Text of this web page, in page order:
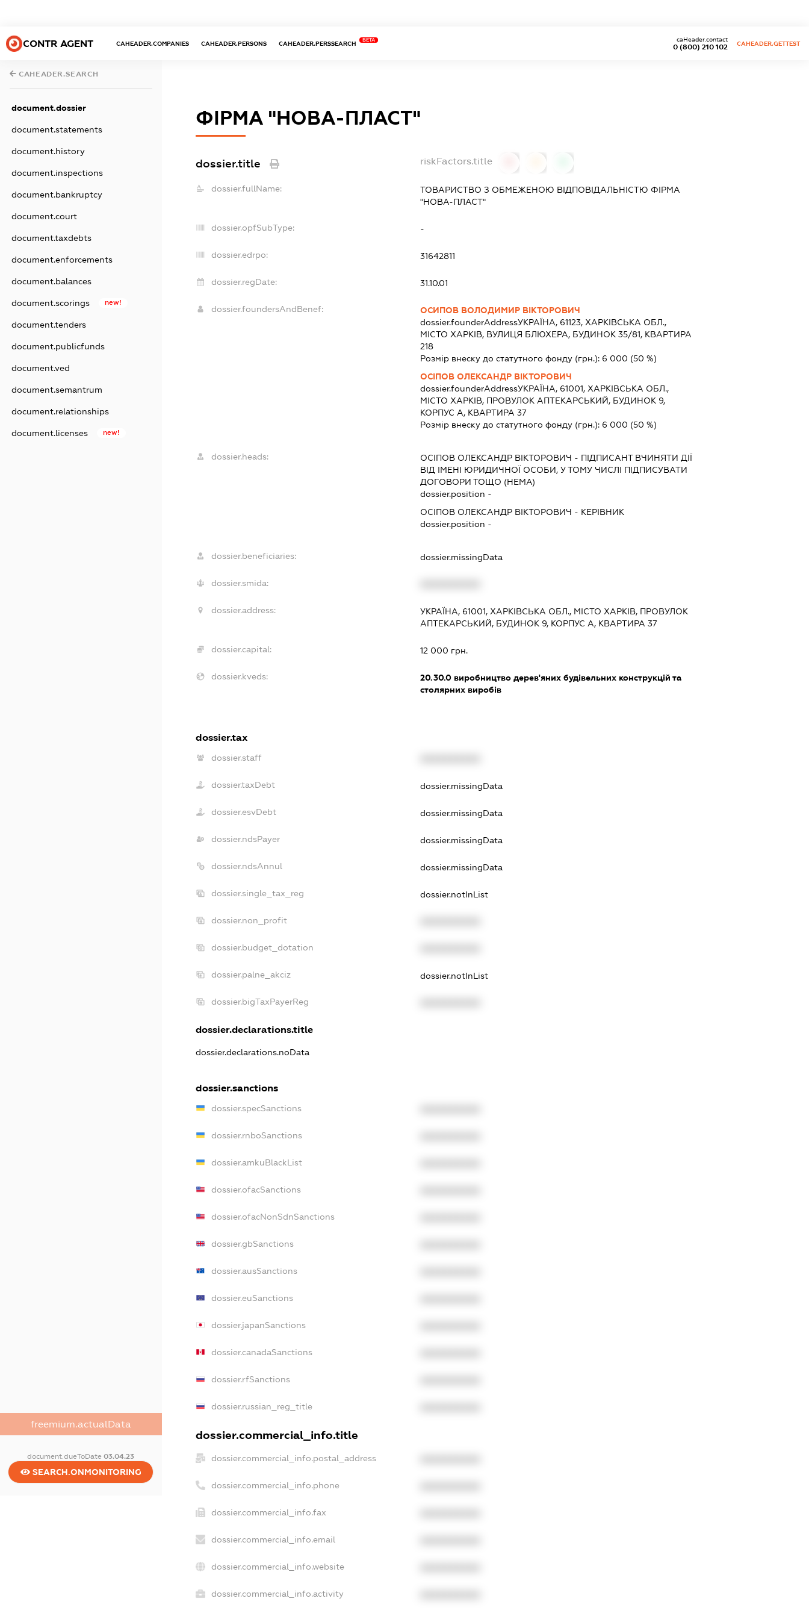
CONTR AGENT CAHEADER.COMPANIES CAHEADER.PERSONS CAHEADER.PERSSEARCH
BETA
0 (800) 210 102
caHeader.contact
CAHEADER.GETTEST
CAHEADER.SEARCH
document.dossier
document.statements
document.history
document.inspections
document.bankruptcy
document.court
document.taxdebts
document.enforcements
document.balances
document.scorings new!
document.tenders
document.publicfunds
document.ved
document.semantrum
document.relationships
document.licenses new!
freemium.actualData
document.dueToDate03.04.23
SEARCH.ONMONITORING
ФІРМА "НОВА-ПЛАСТ"
dossier.title riskFactors.title
dossier.fullName:
ТОВАРИСТВО З ОБМЕЖЕНОЮ ВІДПОВІДАЛЬНІСТЮ ФІРМА
"НОВА-ПЛАСТ"
dossier.opfSubType: -
dossier.edrpo: 31642811
dossier.regDate: 31.10.01
dossier.foundersAndBenef:
ОСИПОВ ВОЛОДИМИР ВІКТОРОВИЧ
dossier.founderAddressУКРАЇНА, 61123, ХАРКІВСЬКА ОБЛ.,
МІСТО ХАРКІВ, ВУЛИЦЯ БЛЮХЕРА, БУДИНОК 35/81, КВАРТИРА
218
Розмір внеску до статутного фонду (грн.): 6 000 (50 %)
ОСІПОВ ОЛЕКСАНДР ВІКТОРОВИЧ
dossier.founderAddressУКРАЇНА, 61001, ХАРКІВСЬКА ОБЛ.,
МІСТО ХАРКІВ, ПРОВУЛОК АПТЕКАРСЬКИЙ, БУДИНОК 9,
КОРПУС А, КВАРТИРА 37
Розмір внеску до статутного фонду (грн.): 6 000 (50 %)
dossier.heads: ОСІПОВ ОЛЕКСАНДР ВІКТОРОВИЧ - ПІДПИСАНТВЧИНЯТИ ДІЇ
ВІД ІМЕНІ ЮРИДИЧНОЇ ОСОБИ, У ТОМУ ЧИСЛІ ПІДПИСУВАТИ
ДОГОВОРИ ТОЩО (НЕМА)
dossier.position -
ОСІПОВ ОЛЕКСАНДР ВІКТОРОВИЧ - КЕРІВНИК
dossier.position -
dossier.beneficiaries: dossier.missingData
dossier.smida:
dossier.address:
УКРАЇНА, 61001, ХАРКІВСЬКА ОБЛ., МІСТО ХАРКІВ, ПРОВУЛОК
АПТЕКАРСЬКИЙ, БУДИНОК 9, КОРПУС А, КВАРТИРА 37
dossier.capital: 12 000 грн.
dossier.kveds: 20.30.0виробництво дерев'яних будівельних конструкцій та
столярних виробів
dossier.tax
dossier.staff
dossier.taxDebt dossier.missingData
dossier.esvDebt dossier.missingData
dossier.ndsPayer dossier.missingData
dossier.ndsAnnul dossier.missingData
dossier.single_tax_reg dossier.notInList
dossier.non_profit
dossier.budget_dotation
dossier.palne_akciz dossier.notInList
dossier.bigTaxPayerReg
dossier.declarations.title
dossier.declarations.noData
dossier.sanctions
dossier.specSanctions
dossier.rnboSanctions
dossier.amkuBlackList
dossier.ofacSanctions
dossier.ofacNonSdnSanctions
dossier.gbSanctions
dossier.ausSanctions
dossier.euSanctions
dossier.japanSanctions
dossier.canadaSanctions
dossier.rfSanctions
dossier.russian_reg_title
dossier.commercial_info.title
dossier.commercial_info.postal_address
dossier.commercial_info.phone
dossier.commercial_info.fax
dossier.commercial_info.email
dossier.commercial_info.website
dossier.commercial_info.activity